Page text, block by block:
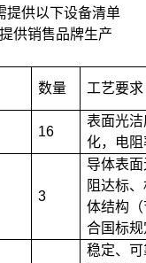
提供以下设备清单
供销售品牌生产
数量 工艺要求
16
表面光
化，电
3
导体表
阻达标
体结构
合国标
稳定、